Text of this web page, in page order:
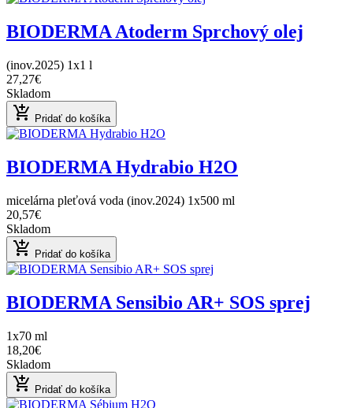
BIODERMA Atoderm Sprchový olej
(inov.2025) 1x1 l
27,27€
Skladom
add_shopping_cart Pridať do košíka
BIODERMA Hydrabio H2O
micelárna pleťová voda (inov.2024) 1x500 ml
20,57€
Skladom
add_shopping_cart Pridať do košíka
BIODERMA Sensibio AR+ SOS sprej
1x70 ml
18,20€
Skladom
add_shopping_cart Pridať do košíka